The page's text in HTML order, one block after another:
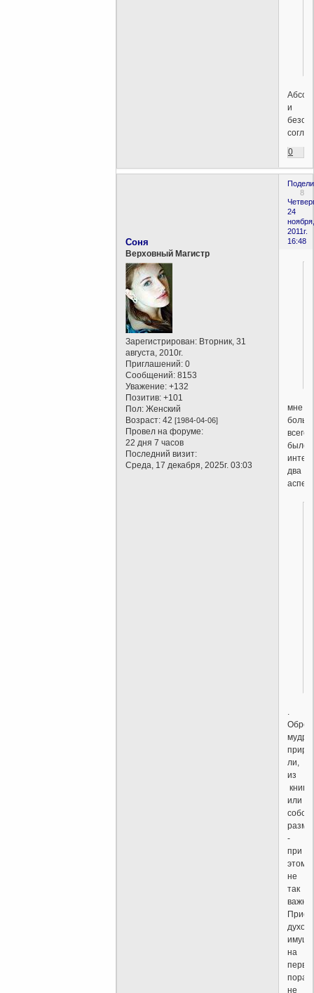
и
0
8
24
ноября,
2011г.
16:48
Соня
Верховный Магистр
Зарегистрирован: Вторник, 31
августа, 2010г.
Приглашений: 0
Сообщений: 8153
Уважение: +132
Позитив: +101
Пол: Женский
Возраст: 42[1984-04-06]
Провел на форуме:
22 дня 7 часов
Последний визит:
Среда, 17 декабря, 2025г. 03:03
мне
всего
было
два
ли,
из
книг
или
-
при
этом
не
так
важна.
на
порах
не